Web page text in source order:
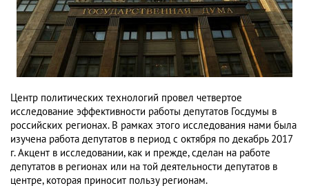
Центр политических технологий провел четвертое
исследование эффективности работы депутатов Госдумы в
российских регионах. В рамках этого исследования нами была
изучена работа депутатов в период с октября по декабрь 2017
г. Акцент в исследовании, как и прежде, сделан на работе
депутатов в регионах или на той деятельности депутатов в
центре, которая приносит пользу регионам.